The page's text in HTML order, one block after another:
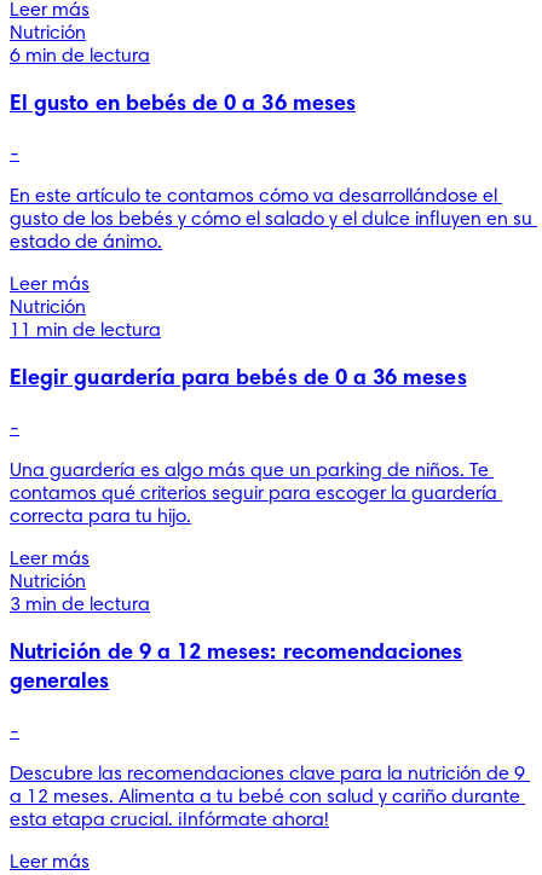
Leer más
Nutrición
6 min de lectura
El gusto en bebés de 0 a 36 meses
-
En este artículo te contamos cómo va desarrollándose el
gusto de los bebés y cómo el salado y el dulce influyen en su
estado de ánimo.
Leer más
Nutrición
11 min de lectura
Elegir guardería para bebés de 0 a 36 meses
-
Una guardería es algo más que un parking de niños. Te
contamos qué criterios seguir para escoger la guardería
correcta para tu hijo.
Leer más
Nutrición
3 min de lectura
Nutrición de 9 a 12 meses: recomendaciones
generales
-
Descubre las recomendaciones clave para la nutrición de 9
a 12 meses. Alimenta a tu bebé con salud y cariño durante
esta etapa crucial. ¡Infórmate ahora!
Leer más